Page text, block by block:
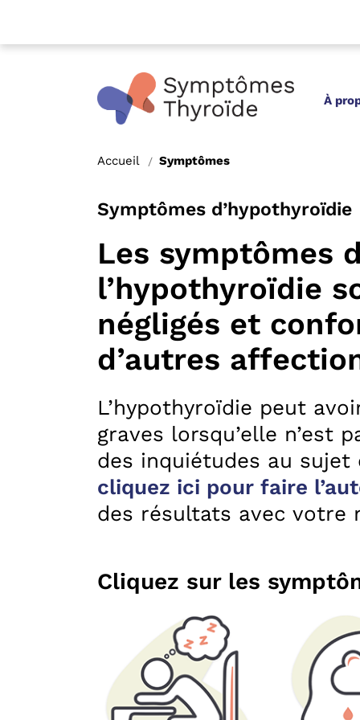
À
Accueil / Symptômes
Symptômes d’hypothyroïdie
Les symptômes
l’hypothyroïdie
négligés et
d’autres
L’hypothyroïdie peut
graves lorsqu’elle n’est
des inquiétudes au sujet
cliquez ici pour faire
des résultats avec votre
Cliquez sur les